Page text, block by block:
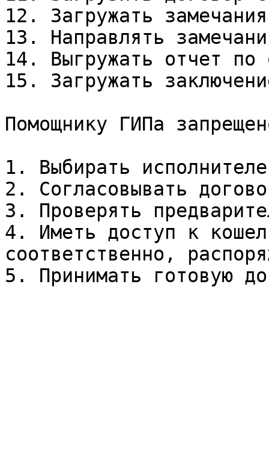
12. Загружать
13. Направлять
14. Выгружать отчет по
15. Загружать
Помощнику ГИПа
1. Выбирать
2. Согласовывать
3. Проверять
4. Иметь доступ к
соответственно,